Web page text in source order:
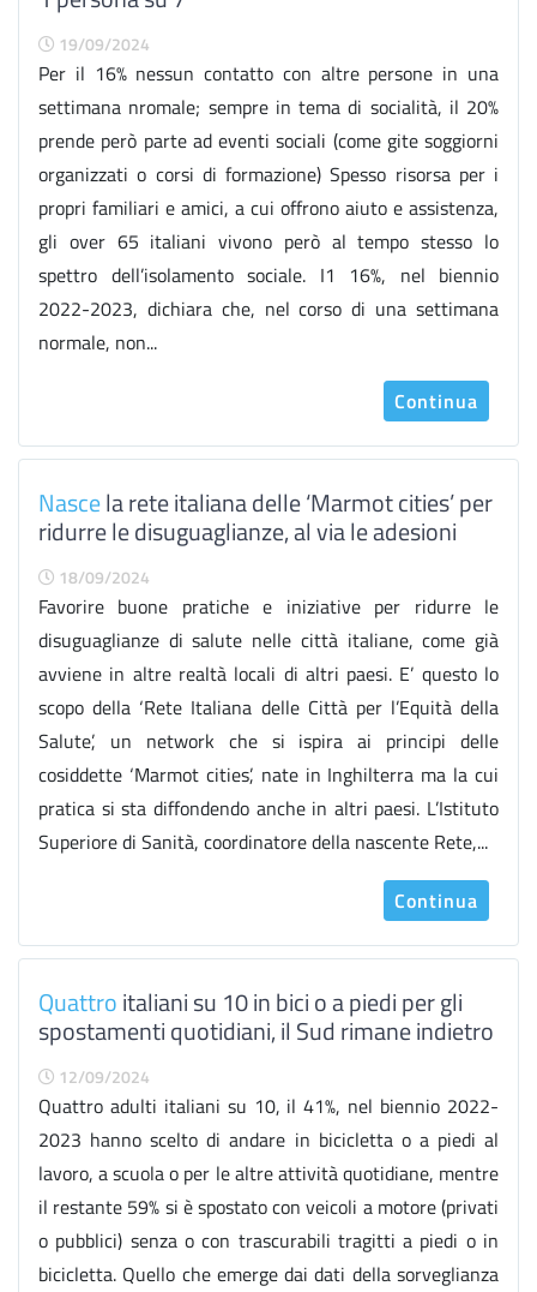
19/09/2024
Per il 16% nessun contatto con altre persone in una
settimana nromale; sempre in tema di socialità, il 20%
prende però parte ad eventi sociali (come gite soggiorni
organizzati o corsi di formazione) Spesso risorsa per i
propri familiari e amici, a cui offrono aiuto e assistenza,
gli over 65 italiani vivono però al tempo stesso lo
spettro dell’isolamento sociale. I1 16%, nel biennio
2022-2023, dichiara che, nel corso di una settimana
normale, non...
Continua
Nascela rete italiana delle ‘Marmot cities’ per
ridurre le disuguaglianze, al via le adesioni
18/09/2024
Favorire buone pratiche e iniziative per ridurre le
disuguaglianze di salute nelle città italiane, come già
avviene in altre realtà locali di altri paesi. E’ questo lo
scopo della ‘Rete Italiana delle Città per l’Equità della
Salute’, un network che si ispira ai principi delle
cosiddette ‘Marmot cities’, nate in Inghilterra ma la cui
pratica si sta diffondendo anche in altri paesi. L’Istituto
Superiore di Sanità, coordinatore della nascente Rete,...
Continua
Quattroitaliani su 10 in bici o a piedi per gli
spostamenti quotidiani, il Sud rimane indietro
12/09/2024
Quattro adulti italiani su 10, il 41%, nel biennio 2022-
2023 hanno scelto di andare in bicicletta o a piedi al
lavoro, a scuola o per le altre attività quotidiane, mentre
il restante 59% si è spostato con veicoli a motore (privati
o pubblici) senza o con trascurabili tragitti a piedi o in
bicicletta. Quello che emerge dai dati della sorveglianza